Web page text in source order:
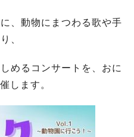
、動物にまつわる歌や手
、
めるコンサートを、おに
します。